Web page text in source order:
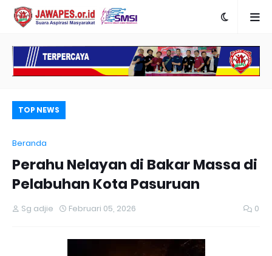
TOP NEWS
Beranda
Perahu Nelayan di Bakar Massa di
Pelabuhan Kota Pasuruan
Sg adjie Februari 05, 2026 0